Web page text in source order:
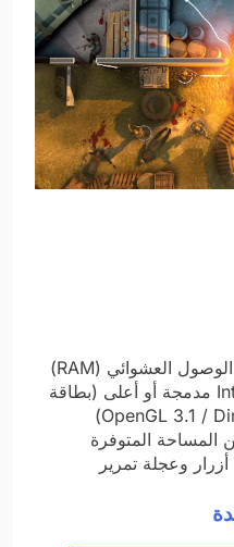
بطاقة الرسومات: Intel HD 630 مدمجة أو أعلى (بطاقة
وعجلة تمرير